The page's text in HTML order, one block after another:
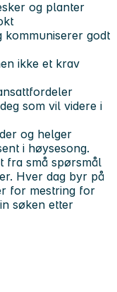
og planter
godt
ikke et krav
som vil videre i
og helger
i høysesong.
fra små spørsmål
Hver dag byr på
for mestring for
søken etter